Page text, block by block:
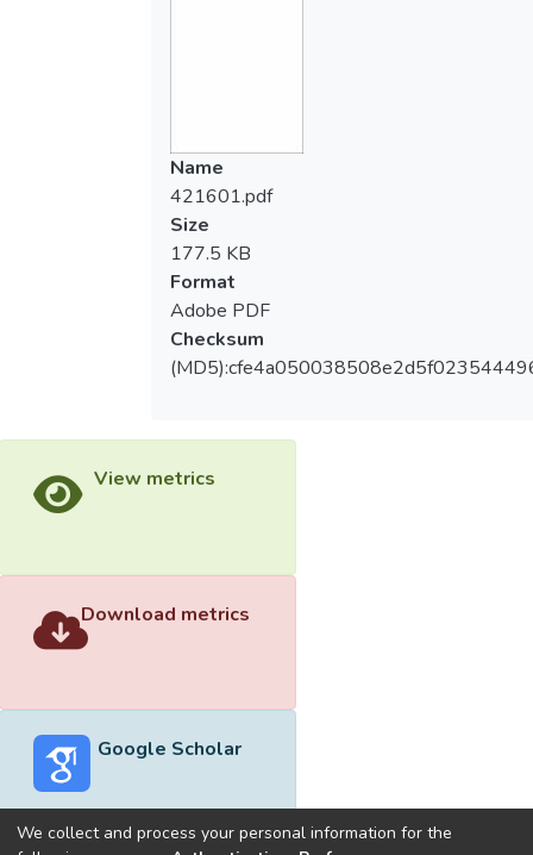
Name
421601.pdf
Size
177.5 KB
Format
Adobe PDF
Checksum
View metrics
Download metrics
Google Scholar
We collect and process your personal information for the